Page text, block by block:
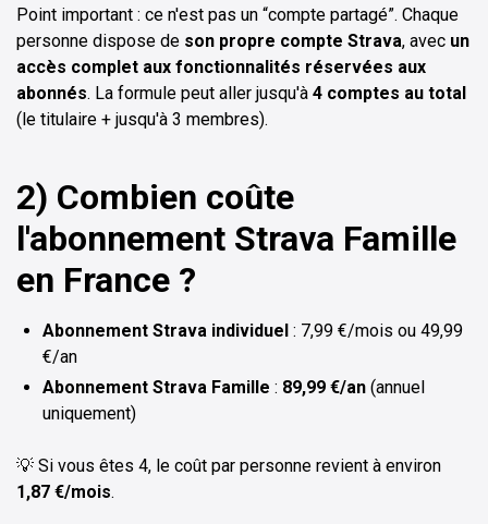
Point important : ce n'est pas un “compte partagé”. Chaque
personne dispose de son propre compte Strava, avec un
accès complet aux fonctionnalités réservées aux
abonnés. La formule peut aller jusqu'à 4 comptes au total
(le titulaire + jusqu'à 3 membres).
2) Combien coûte
l'abonnement Strava Famille
en France ?
Abonnement Strava individuel : 7,99 €/mois ou 49,99
€/an
Abonnement Strava Famille : 89,99 €/an (annuel
uniquement)
💡 Si vous êtes 4, le coût par personne revient à environ
1,87 €/mois.